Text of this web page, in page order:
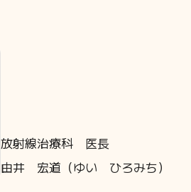
放射線治療科 医長
由井 宏道（ゆい ひろみち）